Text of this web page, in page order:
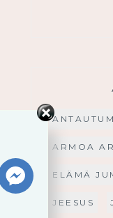
ARMOA
ELÄMÄ
JEESUS